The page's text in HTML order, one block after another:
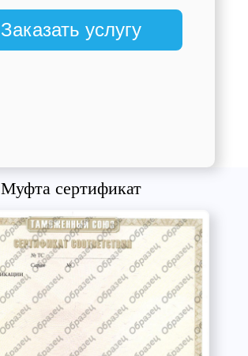
Заказать услугу
Муфта сертификат